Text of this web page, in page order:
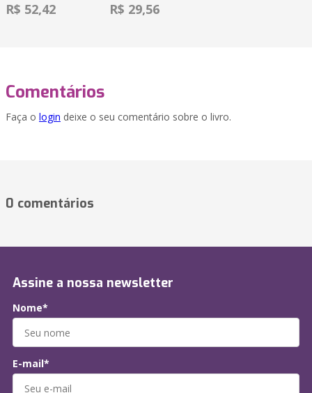
R$ 52,42 R$ 29,56
Comentários
Faça o login deixe o seu comentário sobre o livro.
0 comentários
Assine a nossa newsletter
Nome*
E-mail*